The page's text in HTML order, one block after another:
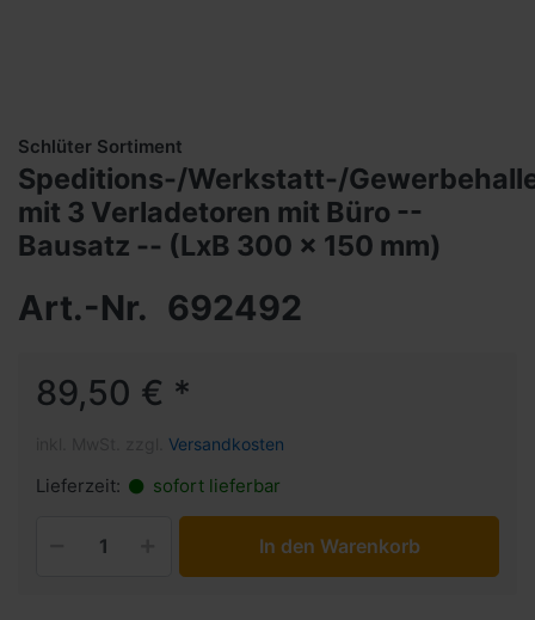
Schlüter Sortiment
Speditions-/Werkstatt-/
mit 3 Verladetoren mit Büro --
Bausatz -- (LxB 300 x 150 mm)
Art.-Nr. 692492
89,50 € *
Versandkosten
Lieferzeit: sofort lieferbar
In den Warenkorb